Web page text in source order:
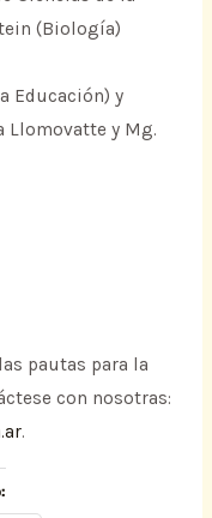
(Biología)
Educación) y
Llomovatte y Mg.
pautas para la
con nosotras:
.